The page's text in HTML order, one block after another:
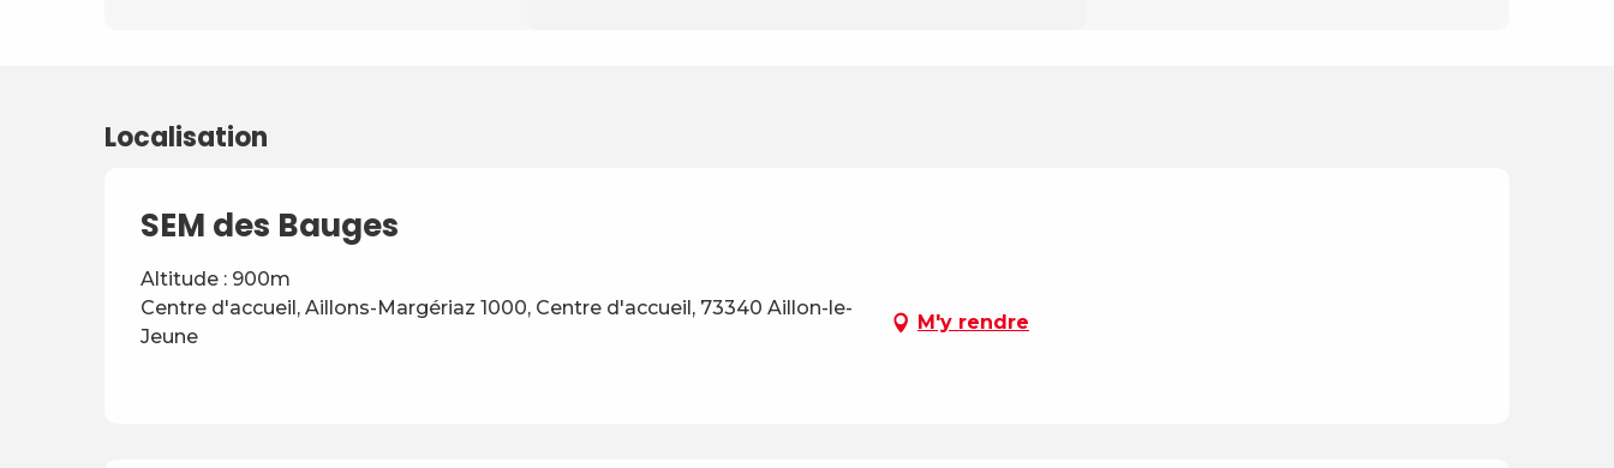
Localisation
SEM des Bauges
Altitude : 900m
Centre d'accueil, Aillons-Margériaz 1000, Centre d'accueil, 73340 Aillon-le-
Jeune
M'y rendre